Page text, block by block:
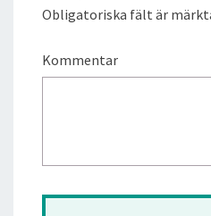
Obligatoriska fält är
Kommentar